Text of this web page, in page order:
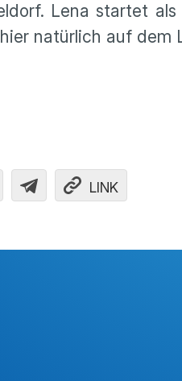
Lena startet
natür­lich auf dem
LINK